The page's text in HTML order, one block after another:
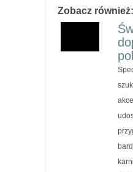
Zobacz również: